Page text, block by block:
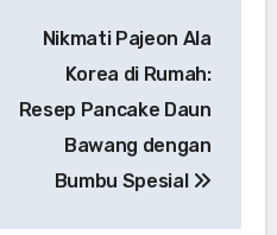
Nikmati Pajeon Ala
Korea di Rumah:
Resep Pancake Daun
Bawang dengan
Bumbu Spesial